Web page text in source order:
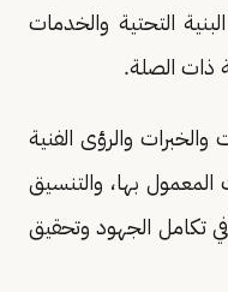
التحتية والخدمات
ذات الصلة.
والرؤى الفنية
المعمول بها، والتنسيق
تكامل الجهود وتحقيق